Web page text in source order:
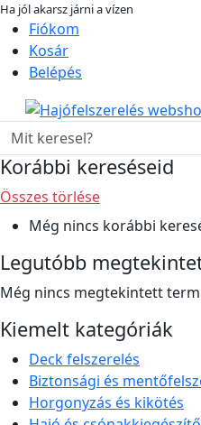
Ha jól akarsz járni a vízen
hajo-felszereles.hu
Fiókom
Kosár
Belépés
Korábbi kereséseid
Összes törlése
Még nincs korábbi
Legutóbb
Még nincs megtekintett
Kiemelt kategóriák
Deck felszerelés
Biztonsági és
Horgonyzás és kikötés